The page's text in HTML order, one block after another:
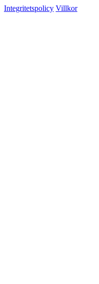
Integritetspolicy Villkor